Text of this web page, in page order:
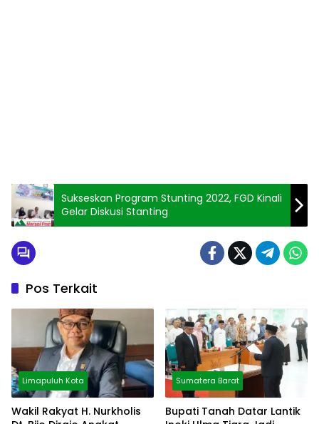
Sukseskan Program Stunting 2022, FGD Kinali
Gelar Diskusi Stanting
Pos Terkait
Limapuluh Kota
Wakil Rakyat H. Nurkholis
Sumatera Barat
Bupati Tanah Datar Lantik